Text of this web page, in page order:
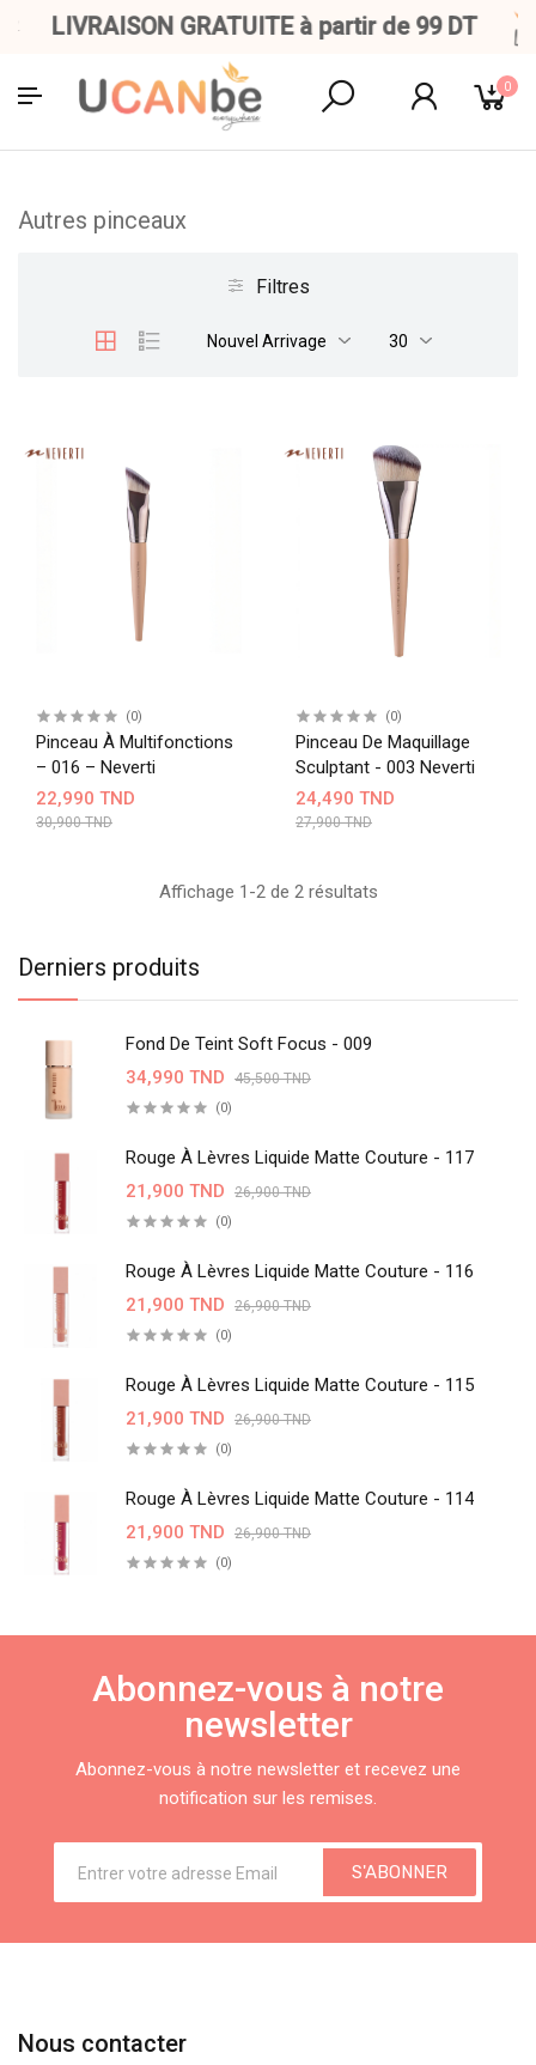
LIVRAISON GRATUITE à partir de 99 DT
0
Derniers produits
Fond De Teint Soft Focus - 009
34,990 TND
45,500 TND
(0)
Rouge À Lèvres Liquide Matte Couture - 117
21,900 TND
26,900 TND
(0)
Rouge À Lèvres Liquide Matte Couture - 116
21,900 TND
26,900 TND
(0)
Rouge À Lèvres Liquide Matte Couture - 115
21,900 TND
26,900 TND
(0)
Rouge À Lèvres Liquide Matte Couture - 114
21,900 TND
26,900 TND
(0)
Autres pinceaux
Filtres
Nouvel Arrivage 30
(0)
Pinceau À Multifonctions
– 016 – Neverti
22,990 TND
30,900 TND
(0)
Pinceau De Maquillage
Sculptant - 003 Neverti
24,490 TND
27,900 TND
Affichage 1-2 de 2 résultats
Abonnez-vous à notre
newsletter
Abonnez-vous à notre newsletter et recevez une
notification sur les remises.
S'ABONNER
Nous contacter